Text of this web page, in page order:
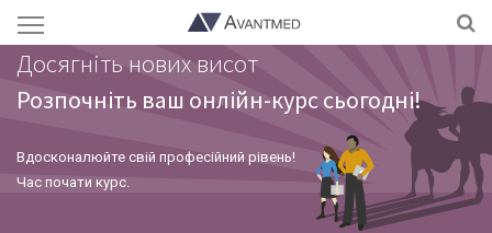
Досягніть нових висот
Розпочніть ваш онлійн-курс сьогодні!
Вдосконалюйте свій професійний рівень!
Час почати курс.